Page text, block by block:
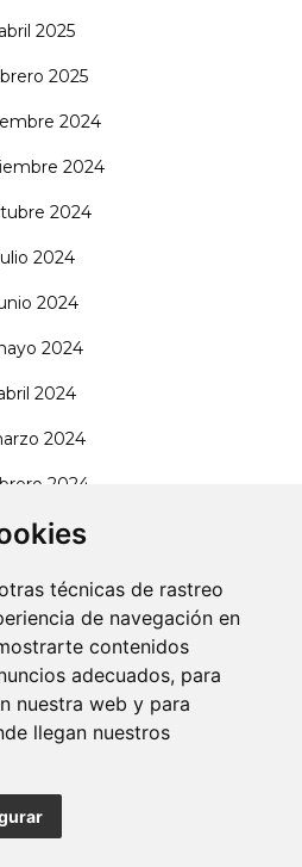
técnicas de rastreo
de navegación en
contenidos
adecuados, para
nuestra web y para
llegan nuestros
abril 2025
2025
2024
2024
2024
2024
2024
2024
2024
2024
2024
2024
2023
2023
2023
2023